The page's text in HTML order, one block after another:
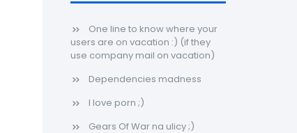
One line to know where your
users are on vacation :) (if they
use company mail on vacation)
Dependencies madness
I love porn ;)
Gears Of War na ulicy ;)